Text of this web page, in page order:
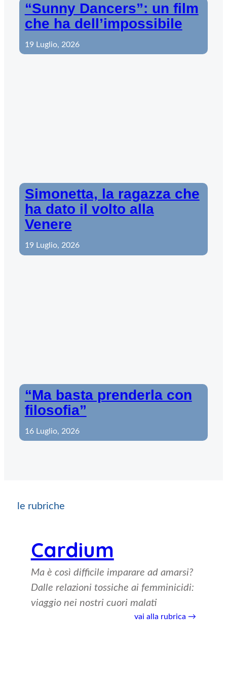
“Sunny Dancers”: un film
che ha dell’impossibile
19 Luglio, 2026
Simonetta, la ragazza che
ha dato il volto alla
Venere
19 Luglio, 2026
“Ma basta prenderla con
filosofia”
16 Luglio, 2026
le rubriche
Cardium
Ma è così difficile imparare ad amarsi?
Dalle relazioni tossiche ai femminicidi:
viaggio nei nostri cuori malati
vai alla rubrica →